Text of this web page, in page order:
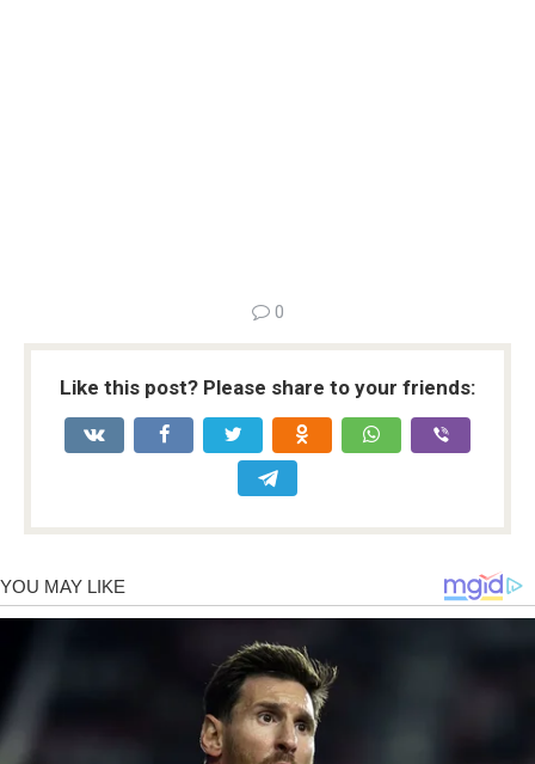
0
Like this post? Please share to your friends: